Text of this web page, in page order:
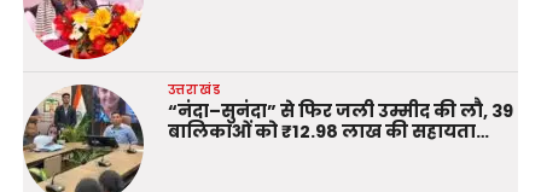
उत्तराखंड
“नंदा–सुनंदा” से फिर जली उम्मीद की लौ, 39
बालिकाओं को ₹12.98 लाख की सहायता…